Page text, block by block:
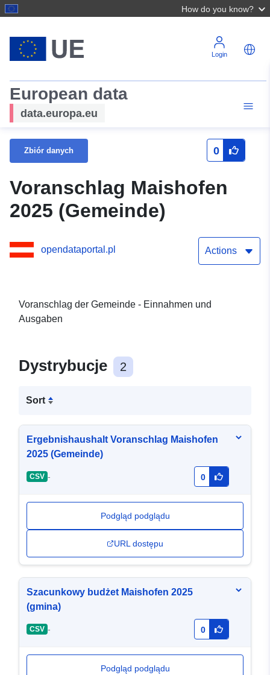
How do you know?
Login
European data
data.europa.eu
Zbiór danych 0
Voranschlag Maishofen
2025 (Gemeinde)
opendataportal.pl Actions
Voranschlag der Gemeinde - Einnahmen und
Ausgaben
Dystrybucje 2
Sort
Ergebnishaushalt Voranschlag Maishofen
2025 (Gemeinde)
CSV - 0
Podgląd podglądu
URL dostępu
Szacunkowy budżet Maishofen 2025
(gmina)
CSV - 0
Podgląd podglądu